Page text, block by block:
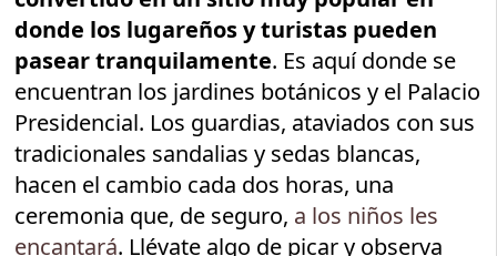
donde los lugareños y turistas pueden
pasear tranquilamente. Es aquí donde se
encuentran los jardines botánicos y el Palacio
Presidencial. Los guardias, ataviados con sus
tradicionales sandalias y sedas blancas,
hacen el cambio cada dos horas, una
ceremonia que, de seguro, a los niños les
encantará. Llévate algo de picar y observa